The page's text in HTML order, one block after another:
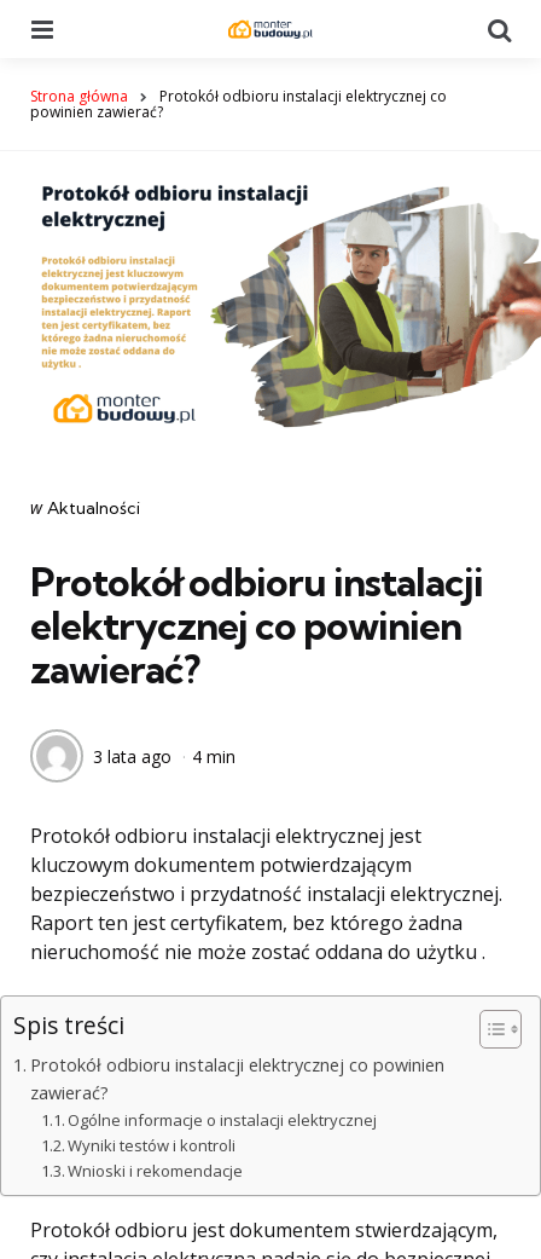
Strona główna Protokół odbioru instalacji elektrycznej co
powinien zawierać?
Categories
post
w Aktualności
Protokół odbioru instalacji
elektrycznej co powinien
zawierać?
3 lata ago 4 min
Protokół odbioru instalacji elektrycznej jest
kluczowym dokumentem potwierdzającym
bezpieczeństwo i przydatność instalacji elektrycznej.
Raport ten jest certyfikatem, bez którego żadna
nieruchomość nie może zostać oddana do użytku .
Spis treści
Protokół odbioru instalacji elektrycznej co powinien
zawierać?
Ogólne informacje o instalacji elektrycznej
Wyniki testów i kontroli
Wnioski i rekomendacje
Protokół odbioru jest dokumentem stwierdzającym,